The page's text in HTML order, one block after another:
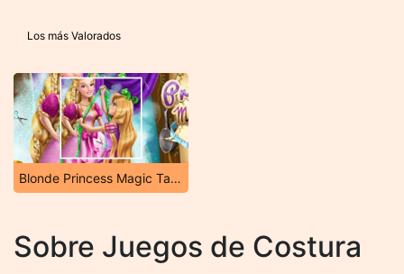
Los más Valorados
Blonde Princess Magic Tailor
Sobre Juegos de Costura